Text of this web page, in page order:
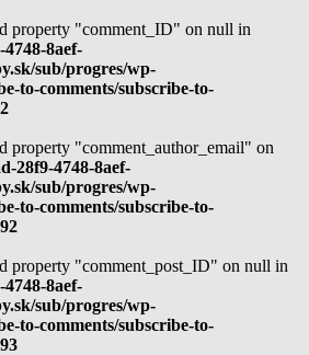
property "comment_ID" on null in
4748-8aef-
sub/progres/wp-
to-comments/subscribe-to-
property "comment_author_email" on
28f9-4748-8aef-
sub/progres/wp-
to-comments/subscribe-to-
property "comment_post_ID" on null in
4748-8aef-
sub/progres/wp-
to-comments/subscribe-to-